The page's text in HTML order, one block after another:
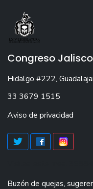
Congreso
Hidalgo #222,
33 3679 1515
Aviso de privacidad
Buzón de quejas,